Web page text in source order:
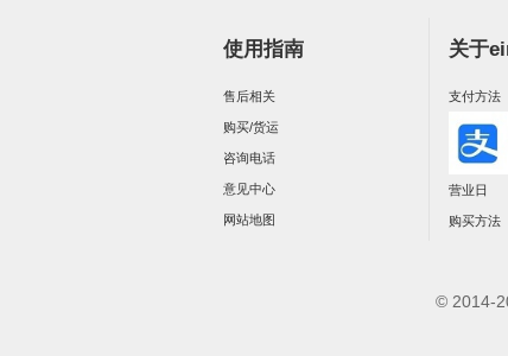
使用指南
售后相关
购买/货运
咨询电话
意见中心
网站地图
关于
支付方法
营业日
购买方法
© 2014-